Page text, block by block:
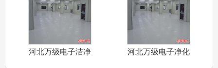
河北万级电子洁净
河北万级电子净化